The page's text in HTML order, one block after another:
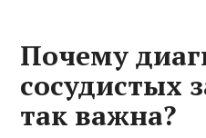
Почему
сосудистых
так важна?